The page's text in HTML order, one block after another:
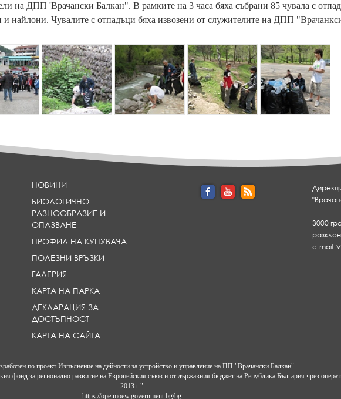
на ДПП 'Врачански Балкан". В рамките на 3 часа бяха събрани 85 чувала с
и найлони. Чувалите с отпадъци бяха извозени от служителите на ДПП
{
p
a
r
a
m
a
l
i
n
e
}
{
p
a
r
a
m
a
{
p
a
r
a
m
a
d
{
p
a
r
m
d
НОВИНИ
БИОЛОГИЧНО
РАЗНООБРАЗИЕ И
ОПАЗВАНЕ
ПРОФИЛ НА КУПУВАЧА
ПОЛЕЗНИ ВРЪЗКИ
ГАЛЕРИЯ
КАРТА НА ПАРКА
ДЕКЛАРАЦИЯ ЗА
ДОСТЪПНОСТ
КАРТА НА САЙТА
3000
e-mail:
по проект Изпълнение на дейности за устройство и управление на ПП "Врачански Балкан"
фонд за регионално развитие на Европейския съюз и от държавния бюджет на Република България чрез
2013 г."
https://ope.moew.government.bg/bg